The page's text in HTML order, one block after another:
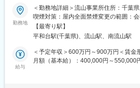
■業務概要：
半導体材料/デバイスやFPD製造におけ
ラズマCVD装置、スパッタリング装置
装置）の電気設計（機構制御、機内配
ト（PLC）など電気制御設計全般を担
■業務詳細：
当社の製品は基本的にオーダーメイド
勤務地
＜勤務地詳細＞流山事業所住所：千葉
喫煙対策：屋内全面禁煙変更の範囲：
【最寄り駅】
平和台駅(千葉県)、流山駅、南流山駅
給与
＜予定年収＞600万円～900万円＜賃金
月額（基本給）：400,000円～550,000